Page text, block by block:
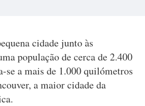
cidade junto às
população de cerca de 2.400
se a mais de 1.000 quilómetros
a maior cidade da